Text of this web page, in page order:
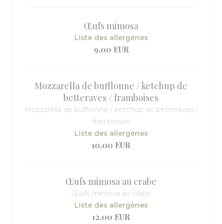
Œufs mimosa
Liste des allergènes
9,00 EUR
Mozzarella de bufflonne / ketchup de
betteraves / framboises
Mozzarella de bufflonne / ketchup de betteraves /
framboises
Liste des allergènes
10,00 EUR
Œufs mimosa au crabe
Œufs mimosa au crabe
Liste des allergènes
12,00 EUR